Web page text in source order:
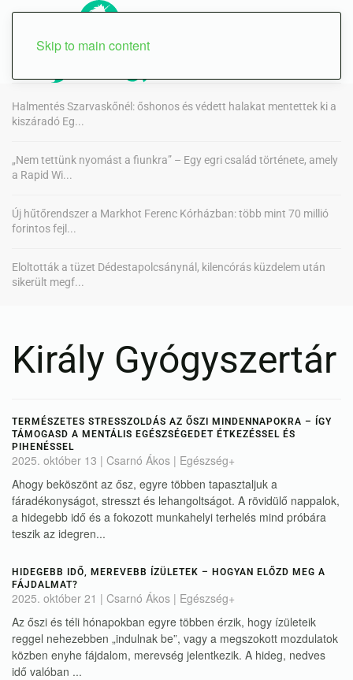
Skip to main content
Halmentés Szarvaskőnél: őshonos és védett halakat mentettek ki a
kiszáradó Eg...
„Nem tettünk nyomást a fiunkra” – Egy egri család története, amely
a Rapid Wi...
Új hűtőrendszer a Markhot Ferenc Kórházban: több mint 70 millió
forintos fejl...
Eloltották a tüzet Dédestapolcsánynál, kilencórás küzdelem után
sikerült megf...
Király Gyógyszertár
TERMÉSZETES STRESSZOLDÁS AZ ŐSZI MINDENNAPOKRA – ÍGY
TÁMOGASD A MENTÁLIS EGÉSZSÉGEDET ÉTKEZÉSSEL ÉS
PIHENÉSSEL
2025. október 13 | Csarnó Ákos | Egészség+
Ahogy beköszönt az ősz, egyre többen tapasztaljuk a
fáradékonyságot, stresszt és lehangoltságot. A rövidülő nappalok,
a hidegebb idő és a fokozott munkahelyi terhelés mind próbára
teszik az idegren...
HIDEGEBB IDŐ, MEREVEBB ÍZÜLETEK – HOGYAN ELŐZD MEG A
FÁJDALMAT?
2025. október 21 | Csarnó Ákos | Egészség+
Az őszi és téli hónapokban egyre többen érzik, hogy ízületeik
reggel nehezebben „indulnak be”, vagy a megszokott mozdulatok
közben enyhe fájdalom, merevség jelentkezik. A hideg, nedves
idő valóban ...